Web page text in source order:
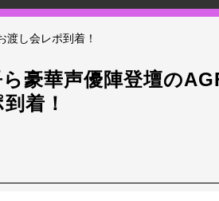
し会レポ到着！
豪華声優陣登壇の
着！